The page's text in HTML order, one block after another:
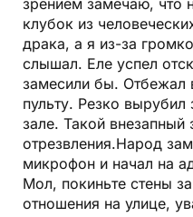
зрением замечаю, что
клубок из
драка, а я из-за
слышал. Еле успел
замесили бы. Отбежал
пульту. Резко вырубил
зале. Такой внезапный
отрезвления.Народ
микрофон и начал на
Мол, покиньте стены
отношения на улице,